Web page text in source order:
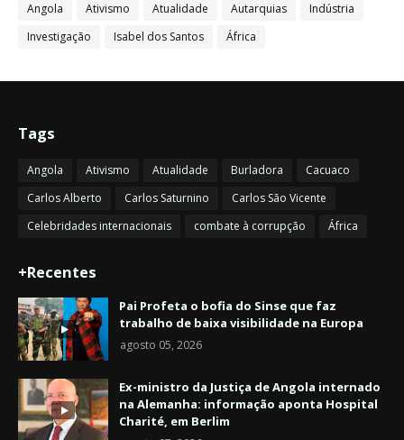
Angola Ativismo Atualidade Autarquias
Indústria
Investigação
Isabel dos Santos África
Tags
Angola Ativismo Atualidade Burladora
Cacuaco
Carlos Alberto
Carlos Saturnino
Carlos São Vicente
Celebridades internacionais
combate à corrupção África
+Recentes
Pai Profeta o bofia do Sinse que faz
trabalho de baixa visibilidade na Europa
agosto 05, 2026
Ex-ministro da Justiça de Angola internado
na Alemanha: informação aponta Hospital
Charité, em Berlim